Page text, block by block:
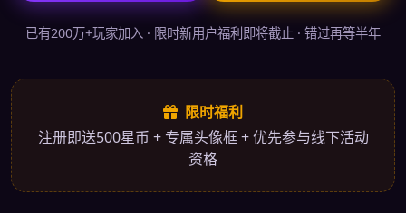
已有200万+玩家加入 · 限时新用户福利即将截止 · 错过再等半年
限时福利
注册即送500星币 + 专属头像框 + 优先参与线下活动
资格